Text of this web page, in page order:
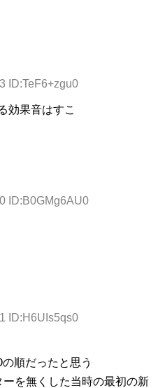
ID:TeF6+zgu0
効果音はすこ
ID:B0GMg6AU0
ID:H6UIs5qs0
順だったと思う
を無くした当時の最初の新